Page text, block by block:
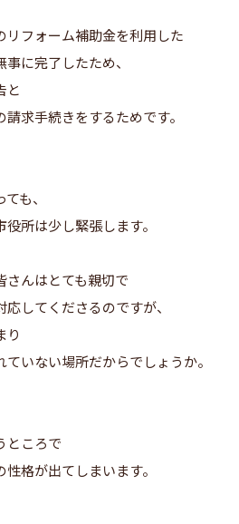
リフォーム補助金を利用した
事に完了したため、
と
請求手続きをするためです。
も、
役所は少し緊張します。
さんはとても親切で
応してくださるのですが、
り
ていない場所だからでしょうか。
ところで
性格が出てしまいます。